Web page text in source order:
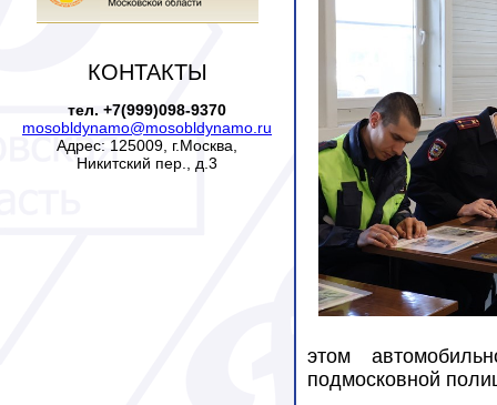
КОНТАКТЫ
тел. +7(999)098-9370
mosobldynamo@mosobldynamo.ru
Адрес: 125009, г.Москва,
Никитский пер., д.3
этом
подмосковной